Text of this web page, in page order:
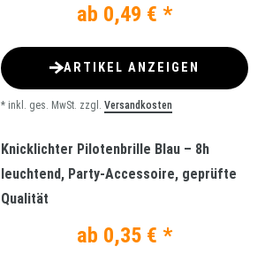
ab 0,49 € *
ARTIKEL ANZEIGEN
* inkl. ges. MwSt. zzgl. Versandkosten
Knicklichter Pilotenbrille Blau – 8h
leuchtend, Party-Accessoire, geprüfte
Qualität
ab 0,35 € *